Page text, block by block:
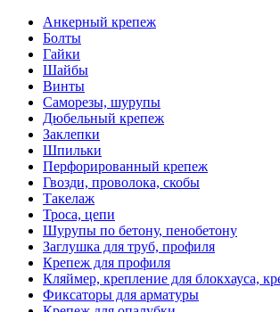
Анкерный крепеж
Болты
Гайки
Шайбы
Винты
Саморезы, шурупы
Дюбельный крепеж
Заклепки
Шпильки
Перфорированный крепеж
Гвозди, проволока, скобы
Такелаж
Троса, цепи
Шурупы по бетону, пенобетону
Заглушка для труб, профиля
Крепеж для профиля
Кляймер, крепление для блокхауса,
Фиксаторы для арматуры